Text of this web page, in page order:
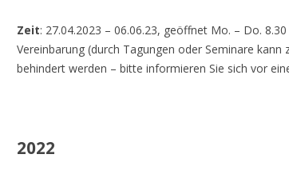
Zeit: 27.04.2023 – 06.06.23, geöffnet Mo. – Do.
Vereinbarung (durch Tagungen oder Seminare
behindert werden – bitte informieren Sie sich vor
2022